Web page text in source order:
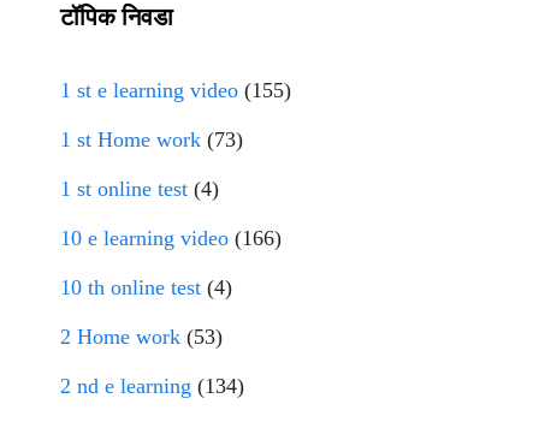
टॉपिक निवडा
1 st e learning video (155)
1 st Home work (73)
1 st online test (4)
10 e learning video (166)
10 th online test (4)
2 Home work (53)
2 nd e learning (134)